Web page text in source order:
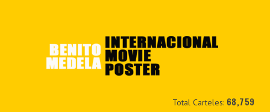
Total Carteles: 68,759